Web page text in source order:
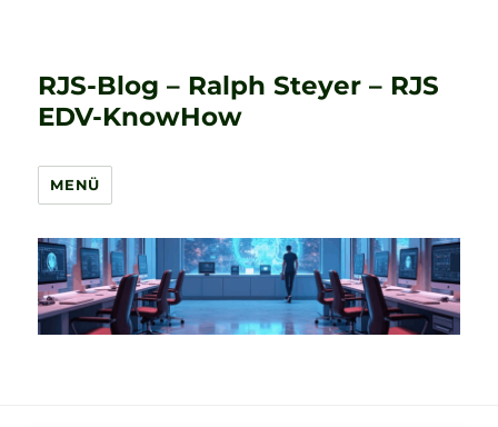
RJS-Blog – Ralph Steyer – RJS
EDV-KnowHow
MENÜ